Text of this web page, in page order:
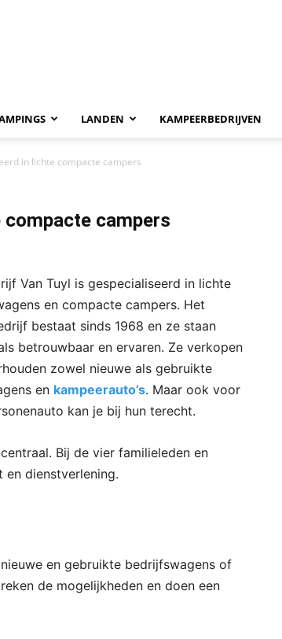
LANDEN KAMPEERBEDRIJVEN
in lichte compacte campers
campers
Van Tuyl is gespecialiseerd in lichte
en compacte campers. Het
bestaat sinds 1968 en ze staan
betrouwbaar en ervaren. Ze verkopen
zowel nieuwe als gebruikte
en kampeerauto’s. Maar ook voor
kan je bij hun terecht.
Bij de vier familieleden en
dienstverlening.
en gebruikte bedrijfswagens of
de mogelijkheden en doen een